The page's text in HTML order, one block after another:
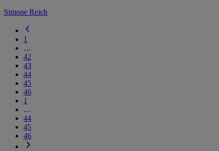
Simone Reich
1
…
42
43
44
45
46
1
…
44
45
46